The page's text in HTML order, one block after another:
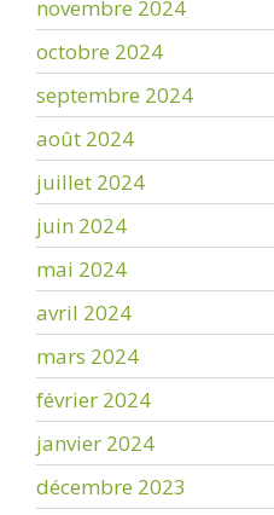
novembre 2024
octobre 2024
septembre 2024
août 2024
juillet 2024
juin 2024
mai 2024
avril 2024
mars 2024
février 2024
janvier 2024
décembre 2023